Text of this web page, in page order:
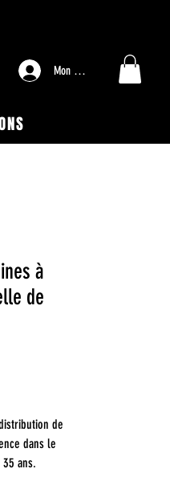
Mon compte
à
de
de
dans le
ans.